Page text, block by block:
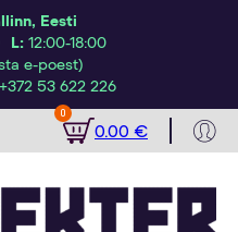
Eesti
L: 12:00-18:00
e-poest)
+372 53 622 226
0
0.00 €